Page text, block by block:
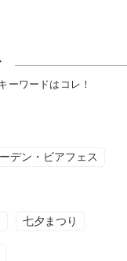
ーワードはコレ！
デン・ビアフェス
七夕まつり